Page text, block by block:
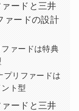
ードと三井
ァードの設計
ァードは特典
プリファードは
ト型
ードと三井